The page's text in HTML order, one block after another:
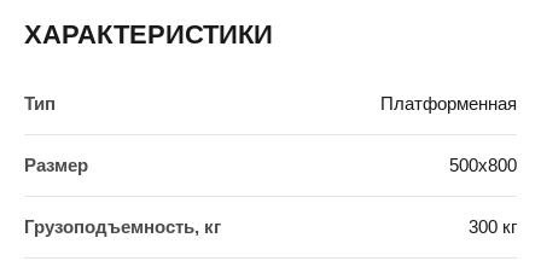
ХАРАКТЕРИСТИКИ
Тип Платформенная
Размер 500х800
Грузоподъемность, кг 300 кг